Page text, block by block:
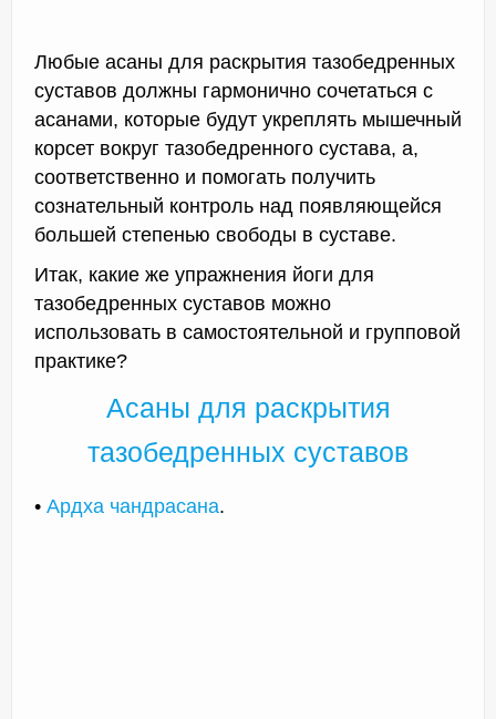
Любые асаны для раскрытия тазобедренных
суставов должны гармонично сочетаться с
асанами, которые будут укреплять мышечный
корсет вокруг тазобедренного сустава, а,
соответственно и помогать получить
сознательный контроль над появляющейся
большей степенью свободы в суставе.
Итак, какие же упражнения йоги для
тазобедренных суставов можно
использовать в самостоятельной и групповой
практике?
Асаны для раскрытия
тазобедренных суставов
• Ардха чандрасана.